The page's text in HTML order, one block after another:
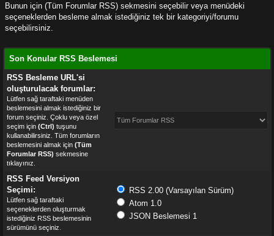
Bunun için (Tüm Forumlar RSS) sekmesini seçebilir veya menüdeki
seçeneklerden besleme almak istediğiniz tek bir kategoriyi/forumu
seçebilirsiniz.
Son Konular RSS Beslemesi
RSS Besleme URL'si
oluşturulacak forumlar:
Lütfen sağ taraftaki menüden
beslemesini almak istediğiniz bir
forum seçiniz. Çoklu veya özel
seçim için (Ctrl) tuşunu
kullanabilirsiniz. Tüm forumların
beslemesini almak için (Tüm
Forumlar RSS) sekmesine
tıklayınız.
Tüm Forumlar RSS
RSS Feed Versiyon
Seçimi:
Lütfen sağ taraftaki
seçeneklerden oluşturmak
istediğiniz RSS beslemesinin
sürümünü seçiniz.
RSS 2.00 (Varsayılan Sürüm)
Atom 1.0
JSON Beslemesi 1